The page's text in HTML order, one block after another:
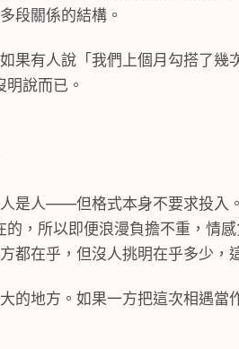
段關係的結構。
果有人說「我們上個月勾搭了幾
說而已。
是人——但格式本身不要求投入
，所以即便浪漫負擔不重，情
在乎，但沒人挑明在乎多少，
的地方。如果一方把這次相遇當